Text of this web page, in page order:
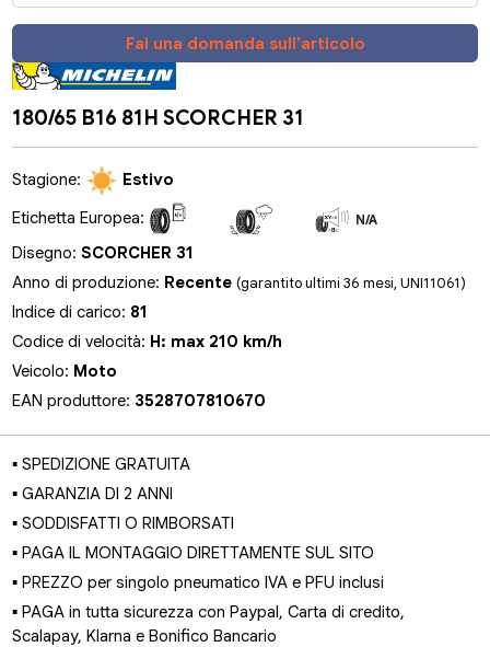
Fai una domanda sull'articolo
180/65 B16 81H SCORCHER 31
Stagione:
Estivo
Etichetta Europea:
N/A
Disegno:SCORCHER 31
Anno di produzione: Recente(garantito ultimi 36 mesi, UNI11061)
Indice di carico: 81
Codice di velocità: H: max 210 km/h
Veicolo: Moto
EAN produttore: 3528707810670
▪ SPEDIZIONE GRATUITA
▪ GARANZIA DI 2 ANNI
▪ SODDISFATTI O RIMBORSATI
▪ PAGA IL MONTAGGIO DIRETTAMENTE SUL SITO
▪ PREZZO per singolo pneumatico IVA e PFU inclusi
▪ PAGA in tutta sicurezza con Paypal, Carta di credito,
Scalapay, Klarna e Bonifico Bancario